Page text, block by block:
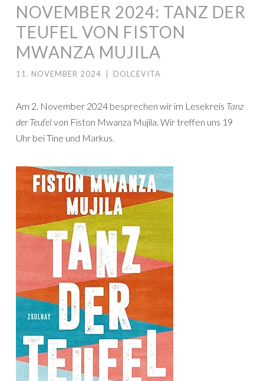
NOVEMBER 2024: TANZ DER
TEUFEL VON FISTON
MWANZA MUJILA
11. NOVEMBER 2024 DOLCEVITA
Am 2. November 2024 besprechen wir im Lesekreis Tanz
der Teufel von Fiston Mwanza Mujila. Wir treffen uns 19
Uhr bei Tine und Markus.